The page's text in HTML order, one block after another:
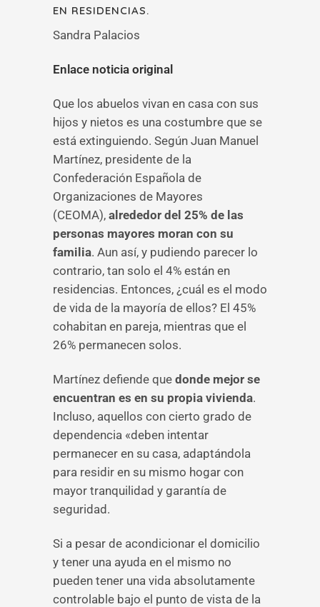
EN RESIDENCIAS.
Sandra Palacios
Enlace noticia original
Que los abuelos vivan en casa con sus
hijos y nietos es una costumbre que se
está extinguiendo. Según Juan Manuel
Martínez, presidente de la
Confederación Española de
Organizaciones de Mayores
(CEOMA), alrededor del 25% de las
personas mayores moran con su
familia. Aun así, y pudiendo parecer lo
contrario, tan solo el 4% están en
residencias. Entonces, ¿cuál es el modo
de vida de la mayoría de ellos? El 45%
cohabitan en pareja, mientras que el
26% permanecen solos.
Martínez defiende que donde mejor se
encuentran es en su propia vivienda.
Incluso, aquellos con cierto grado de
dependencia «deben intentar
permanecer en su casa, adaptándola
para residir en su mismo hogar con
mayor tranquilidad y garantía de
seguridad.
Si a pesar de acondicionar el domicilio
y tener una ayuda en el mismo no
pueden tener una vida absolutamente
controlable bajo el punto de vista de la